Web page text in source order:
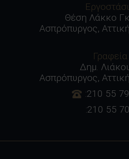
Θέση Λάκκο
Ασπρόπυργος,
Γραφεία
Δημ.
Ασπρόπυργος,
:210 55
:210 55